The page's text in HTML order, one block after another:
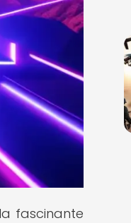
fascinante